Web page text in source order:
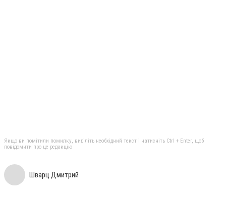
Якщо ви помітили помилку, виділіть необхідний текст і натисніть Ctrl + Enter, щоб
повідомити про це редакцію
Шварц Дмитрий